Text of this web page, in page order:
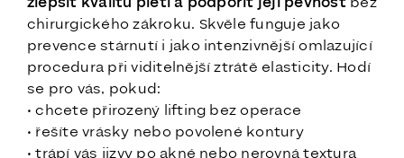
chirurgického zákroku. Skvěle funguje jako
prevence stárnutí i jako intenzivnější omlazující
procedura při viditelnější ztrátě elasticity. Hodí
se pro vás, pokud:
• chcete přirozený lifting bez operace
• řešíte vrásky nebo povolené kontury